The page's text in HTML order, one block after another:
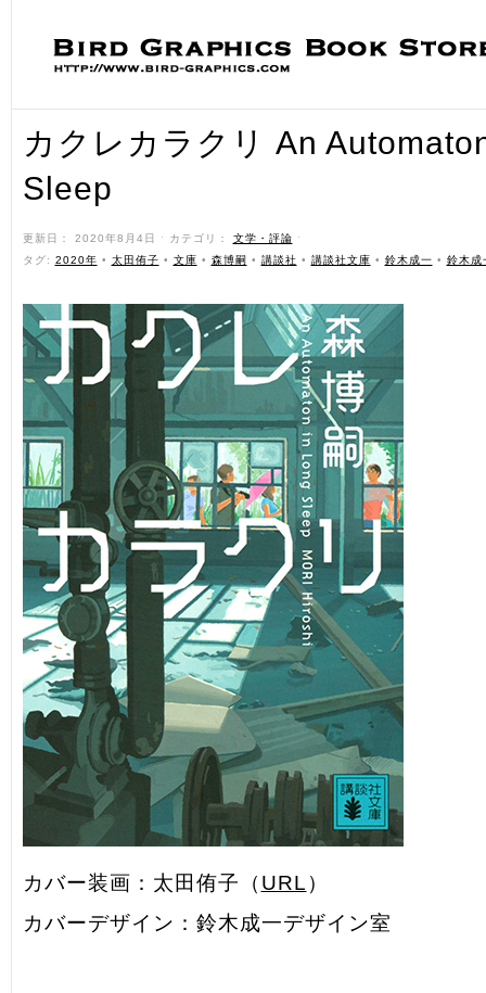
カクレカラクリ An
Sleep
更新日： 2020年8月4日 ˑ カテゴリ： 文学・評論 ˑ
タグ: 2020年 • 太田侑子 • 文庫 • 森博嗣 • 講談社 • 講談社文庫 • 鈴木成一 • 鈴木成
カバー装画：太田侑子（ URL ）
カバーデザイン：鈴木成一デザイン室